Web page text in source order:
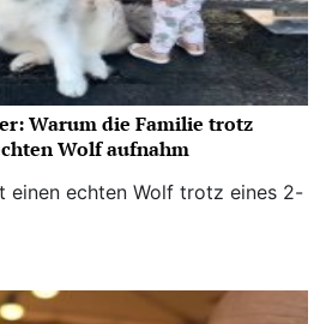
Warum die Familie trotz
Wolf aufnahm
einen echten Wolf trotz eines 2-